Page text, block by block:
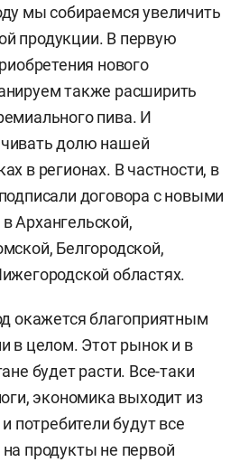
мы собираемся увеличить
продукции. В первую
нового
также расширить
пива. И
долю нашей
в регионах. В частности, в
договора с новыми
Архангельской,
Белгородской,
областях.
окажется благоприятным
в целом. Этот рынок и в
будет расти. Все-таки
экономика выходит из
потребители будут все
продукты не первой